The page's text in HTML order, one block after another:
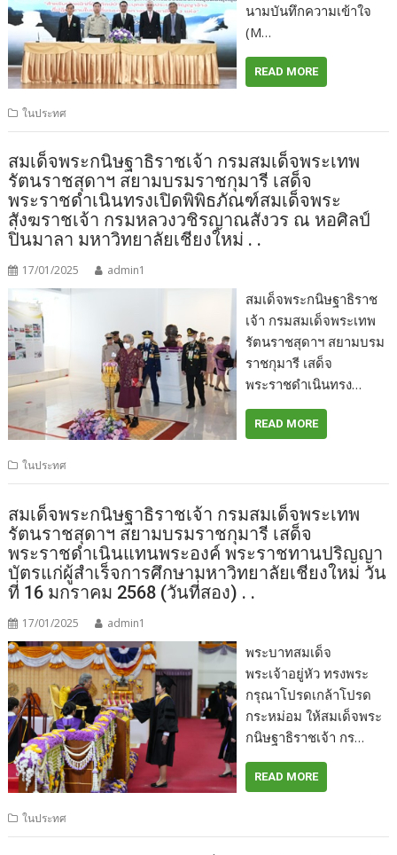
นามบันทึกความเข้าใจ
(M…
READ MORE
ในประทศ
สมเด็จพระกนิษฐาธิราชเจ้า กรมสมเด็จพระเทพ
รัตนราชสุดาฯ สยามบรมราชกุมารี เสด็จ
พระราชดำเนินทรงเปิดพิพิธภัณฑ์สมเด็จพระ
สังฆราชเจ้า กรมหลวงวชิรญาณสังวร ณ หอศิลป์
ปิ่นมาลา มหาวิทยาลัยเชียงใหม่ . .
17/01/2025 admin1
สมเด็จพระกนิษฐาธิราช
เจ้า กรมสมเด็จพระเทพ
รัตนราชสุดาฯ สยามบรม
ราชกุมารี เสด็จ
พระราชดำเนินทรง…
READ MORE
ในประทศ
สมเด็จพระกนิษฐาธิราชเจ้า กรมสมเด็จพระเทพ
รัตนราชสุดาฯ สยามบรมราชกุมารี เสด็จ
พระราชดำเนินแทนพระองค์ พระราชทานปริญญา
บัตรแก่ผู้สำเร็จการศึกษามหาวิทยาลัยเชียงใหม่ วัน
ที่ 16 มกราคม 2568 (วันที่สอง) . .
17/01/2025 admin1
พระบาทสมเด็จ
พระเจ้าอยู่หัว ทรงพระ
กรุณาโปรดเกล้าโปรด
กระหม่อม ให้สมเด็จพระ
กนิษฐาธิราชเจ้า กร…
READ MORE
ในประทศ